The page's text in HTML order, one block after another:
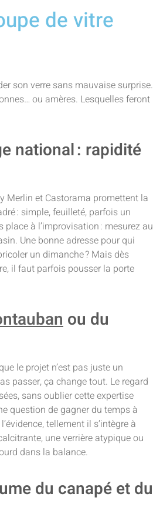
de vitre
son verre sans mauvaise surprise.
ou amères. Lesquelles feront
national : rapidité
Merlin et Castorama promettent la
: simple, feuilleté, parfois un
place à l’improvisation : mesurez au
Une bonne adresse pour qui
un dimanche ? Mais dès
il faut parfois pousser la porte
ou du
le projet n’est pas juste un
passer, ça change tout. Le regard
sans oublier cette expertise
question de gagner du temps à
tellement il s’intègre à
une verrière atypique ou
dans la balance.
du canapé et du